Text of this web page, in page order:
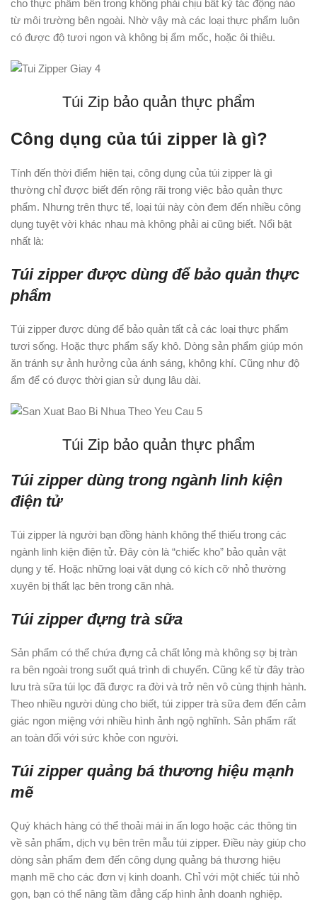
cho thực phẩm bên trong không phải chịu bất kỳ tác động nào
từ môi trường bên ngoài. Nhờ vậy mà các loại thực phẩm luôn
có được độ tươi ngon và không bị ẩm mốc, hoặc ôi thiêu.
Túi Zip bảo quản thực phẩm
Công dụng của túi zipper là gì?
Tính đến thời điểm hiện tại, công dụng của túi zipper là gì
thường chỉ được biết đến rộng rãi trong việc bảo quản thực
phẩm. Nhưng trên thực tế, loại túi này còn đem đến nhiều công
dụng tuyệt vời khác nhau mà không phải ai cũng biết. Nổi bật
nhất là:
Túi zipper được dùng để bảo quản thực
phẩm
Túi zipper được dùng để bảo quản tất cả các loại thực phẩm
tươi sống. Hoặc thực phẩm sấy khô. Dòng sản phẩm giúp món
ăn tránh sự ảnh hưởng của ánh sáng, không khí. Cũng như độ
ẩm để có được thời gian sử dụng lâu dài.
Túi Zip bảo quản thực phẩm
Túi zipper dùng trong ngành linh kiện
điện tử
Túi zipper là người bạn đồng hành không thể thiếu trong các
ngành linh kiện điện tử. Đây còn là “chiếc kho” bảo quản vật
dụng y tế. Hoặc những loại vật dụng có kích cỡ nhỏ thường
xuyên bị thất lạc bên trong căn nhà.
Túi zipper đựng trà sữa
Sản phẩm có thể chứa đựng cả chất lỏng mà không sợ bị tràn
ra bên ngoài trong suốt quá trình di chuyển. Cũng kể từ đây trào
lưu trà sữa túi lọc đã được ra đời và trở nên vô cùng thịnh hành.
Theo nhiều người dùng cho biết, túi zipper trà sữa đem đến cảm
giác ngon miệng với nhiều hình ảnh ngộ nghĩnh. Sản phẩm rất
an toàn đối với sức khỏe con người.
Túi zipper quảng bá thương hiệu mạnh
mẽ
Quý khách hàng có thể thoải mái in ấn logo hoặc các thông tin
về sản phẩm, dịch vụ bên trên mẫu túi zipper. Điều này giúp cho
dòng sản phẩm đem đến công dụng quảng bá thương hiệu
mạnh mẽ cho các đơn vị kinh doanh. Chỉ với một chiếc túi nhỏ
gọn, bạn có thể nâng tầm đẳng cấp hình ảnh doanh nghiệp.